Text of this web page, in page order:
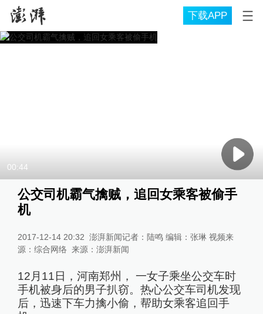
下载APP
00:44
公交司机霸气擒贼，追回女乘客被偷手
机
2017-12-14 20:32 澎湃新闻记者：陆鸣 编辑：张琳 视频来
源：综合网络 来源： 澎湃新闻
12月11日，河南郑州， 一女子乘坐公交车时
手机被身后的男子扒窃。热心公交车司机发现
后，迅速下车力擒小偷，帮助女乘客追回手